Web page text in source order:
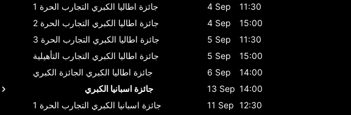
جائزة اطاليا الكبري التجارب الحرة 1 4 Sep
11:30
جائزة اطاليا الكبري التجارب الحرة 2 4 Sep
15:00
جائزة اطاليا الكبري التجارب الحرة 3 5 Sep
11:30
جائزة اطاليا الكبري التجارب التأهيلية 5 Sep
15:00
جائزة اطاليا الكبري الجائزة الكبري 6 Sep
14:00
جائزة اسبانيا الكبري
13 Sep 14:00
جائزة اسبانيا الكبري التجارب الحرة 1 11 Sep 12:30